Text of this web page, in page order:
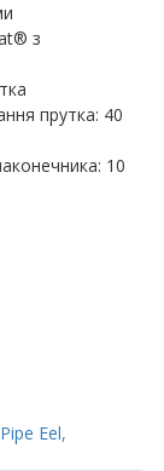
з
прутка: 40
10
Eel,